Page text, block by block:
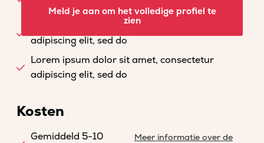
adipiscing elit, sed do
Lorem ipsum dolor sit amet, consectetur
adipiscing elit, sed do
Lorem ipsum dolor sit amet, consectetur
adipiscing elit, sed do
Meld je aan om het volledige profiel te
zien
Kosten
Gemiddeld 5-10
Meer informatie over de